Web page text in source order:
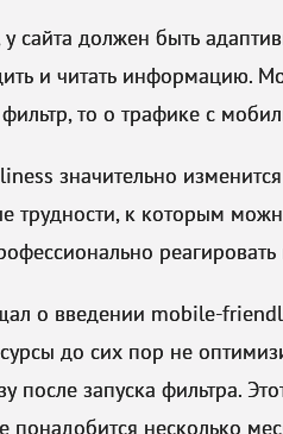
сайта должен быть
и читать информацию.
то о трафике с
значительно
трудности, к которым
о введении mobile-
до сих пор не
после запуска фильтра.
понадобится несколько